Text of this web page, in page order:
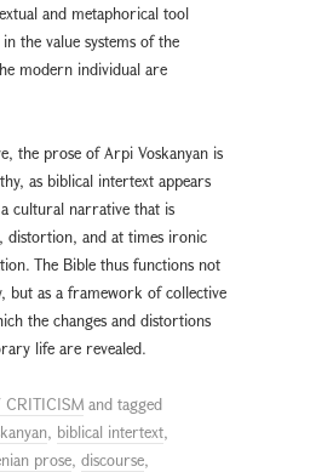
and metaphorical tool
the value systems of the
modern individual are
the prose of Arpi Voskanyan is
as biblical intertext appears
cultural narrative that is
distortion, and at times ironic
The Bible thus functions not
but as a framework of collective
the changes and distortions
life are revealed.
CRITICISM and tagged
, biblical intertext,
prose, discourse,